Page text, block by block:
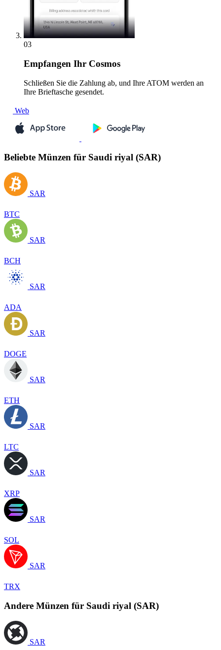
03
Empfangen Ihr Cosmos
Schließen Sie die Zahlung ab, und Ihre ATOM werden an
Ihre Brieftasche gesendet.
Web
Beliebte Münzen für Saudi riyal (SAR)
SAR
BTC
SAR
BCH
SAR
ADA
SAR
DOGE
SAR
ETH
SAR
LTC
SAR
XRP
SAR
SOL
SAR
TRX
Andere Münzen für Saudi riyal (SAR)
SAR